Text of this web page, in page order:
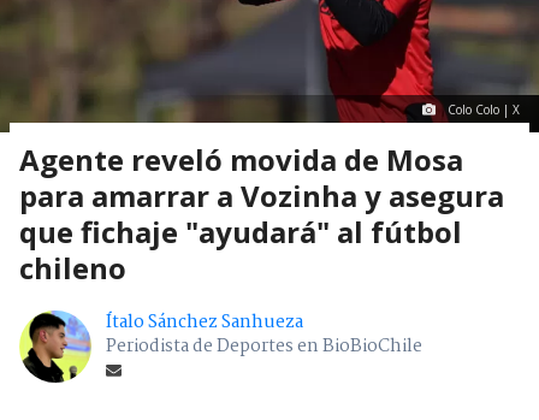
Colo Colo | X
Agente reveló movida de Mosa
para amarrar a Vozinha y asegura
que fichaje "ayudará" al fútbol
chileno
Ítalo Sánchez Sanhueza
Periodista de Deportes en BioBioChile